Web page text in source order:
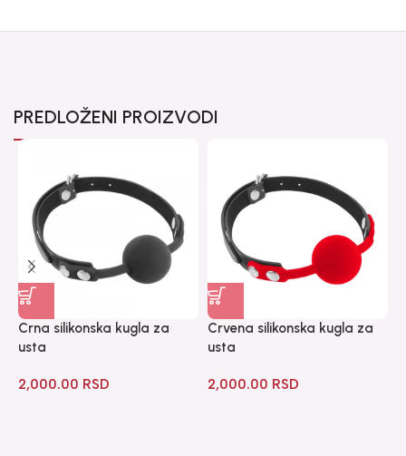
PREDLOŽENI PROIZVODI
Crna silikonska kugla za
usta
2,000.00 RSD
Crvena silikonska kugla za
usta
2,000.00 RSD